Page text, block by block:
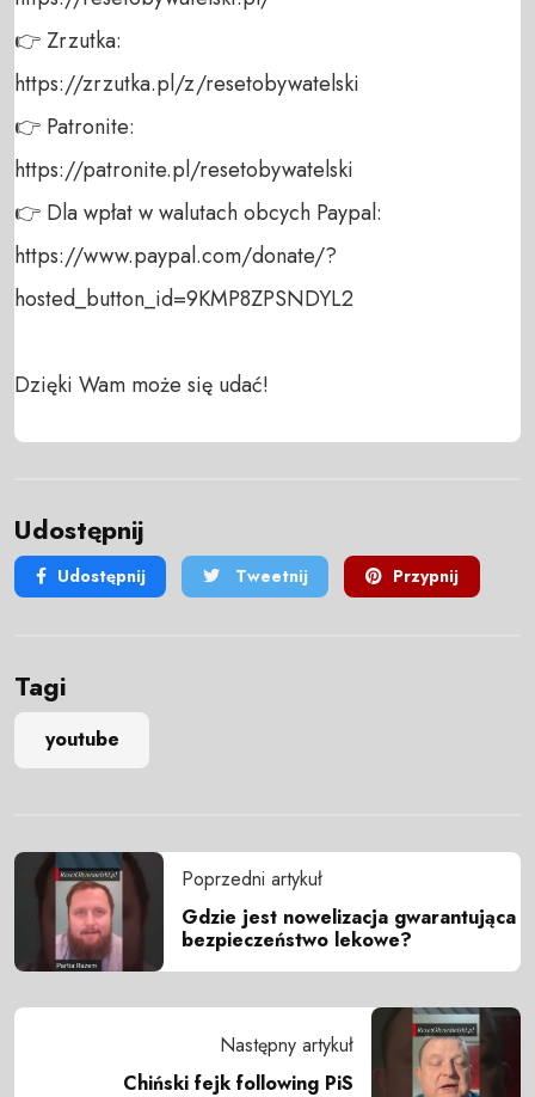
👉 Zrzutka:
https://zrzutka.pl/z/resetobywatelski
👉 Patronite:
https://patronite.pl/resetobywatelski
👉 Dla wpłat w walutach obcych Paypal:
https://www.paypal.com/donate/?
hosted_button_id=9KMP8ZPSNDYL2
Dzięki Wam może się udać!
Udostępnij
Udostępnij Tweetnij Przypnij
Tagi
youtube
Poprzedni artykuł
Gdzie jest nowelizacja gwarantująca
bezpieczeństwo lekowe?
Następny artykuł
Chiński fejk following PiS